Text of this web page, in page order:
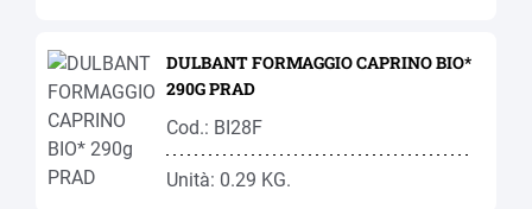
DULBANT FORMAGGIO CAPRINO BIO*
290G PRAD
Cod.: BI28F
Unità: 0.29 KG.